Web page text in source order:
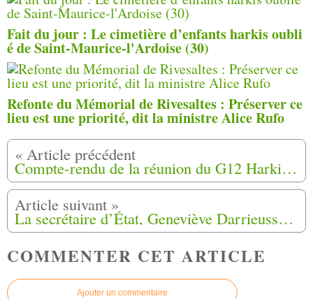
Fait du jour : Le cimetière d’enfants harkis oubli
é de Saint-Maurice-l'Ardoise (30)
Refonte du Mémorial de Rivesaltes : Préserver ce
lieu est une priorité, dit la ministre Alice Rufo
Compte-rendu de la réunion du G12 Harki du lundi 11 Septembre 2017 Hôtel de Brienne- Salon Leclerc
La secrétaire d’État, Geneviève Darrieussecq, attendue dans le Lot-et-Garonne
COMMENTER CET ARTICLE
Ajouter un commentaire